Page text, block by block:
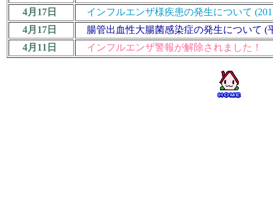
4月17日
インフルエンザ様疾患の発生について
4月17日
腸管出血性大腸菌感染症の発生について (
4月11日
インフルエンザ警報が解除されました！